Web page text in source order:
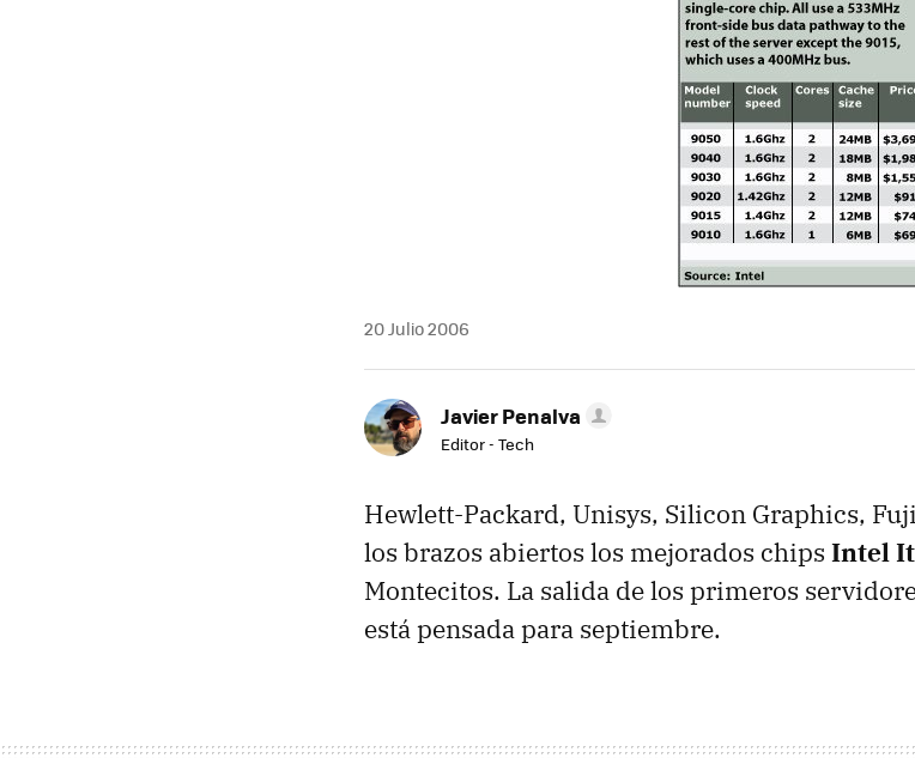
20 Julio 2006
Javier Penalva
Editor - Tech
Hewlett-Packard, Unisys, Silicon Graphics,
los brazos abiertos los mejorados chips Intel
Montecitos. La salida de los primeros
está pensada para septiembre.